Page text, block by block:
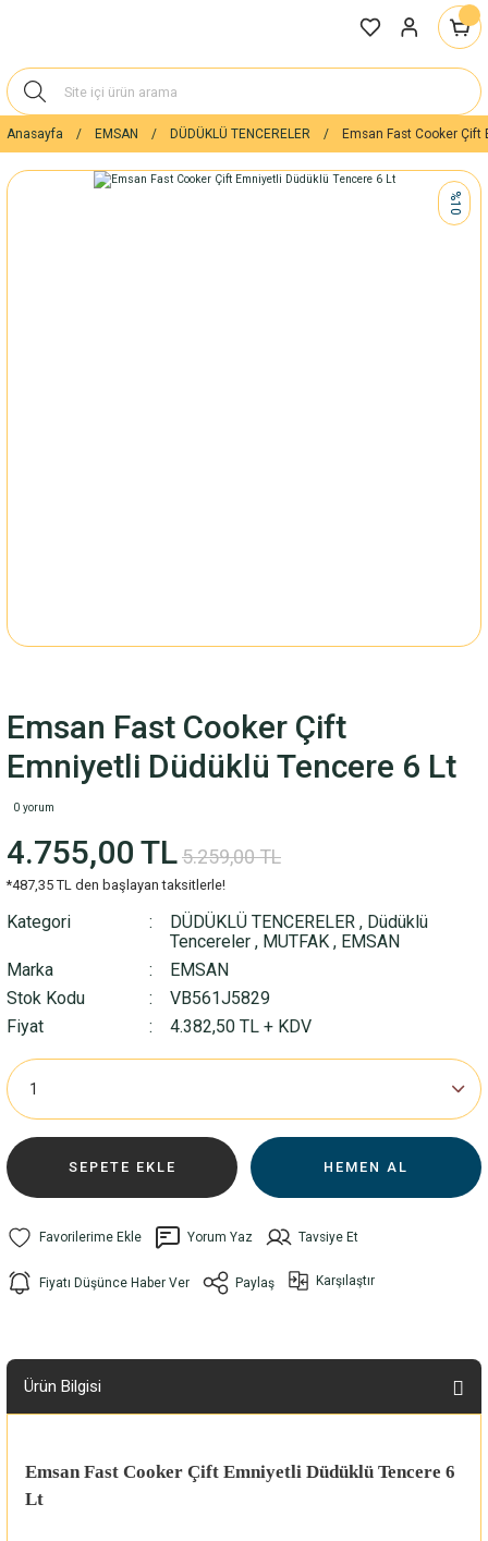
Anasayfa EMSAN DÜDÜKLÜ TENCERELER Emsan Fast Cooker
%10
Emsan Fast Cooker Çift
Emniyetli Düdüklü Tencere 6 Lt
0 yorum
4.755,00 TL5.259,00 TL
*487,35 TL den başlayan taksitlerle!
Kategori DÜDÜKLÜ TENCERELER , Düdüklü
Tencereler , MUTFAK , EMSAN
Marka
EMSAN
Stok Kodu
VB561J5829
Fiyat
4.382,50 TL + KDV
SEPETE EKLE HEMEN AL
Yorum Yaz Tavsiye Et
Fiyatı Düşünce Haber Ver Paylaş Karşılaştır
Ürün Bilgisi
Emsan Fast Cooker Çift Emniyetli Düdüklü Tencere 6
Lt